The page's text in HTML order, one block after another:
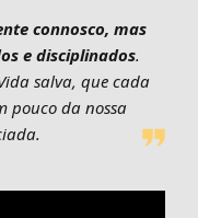
connosco, mas
e disciplinados.
salva, que cada
pouco da nossa